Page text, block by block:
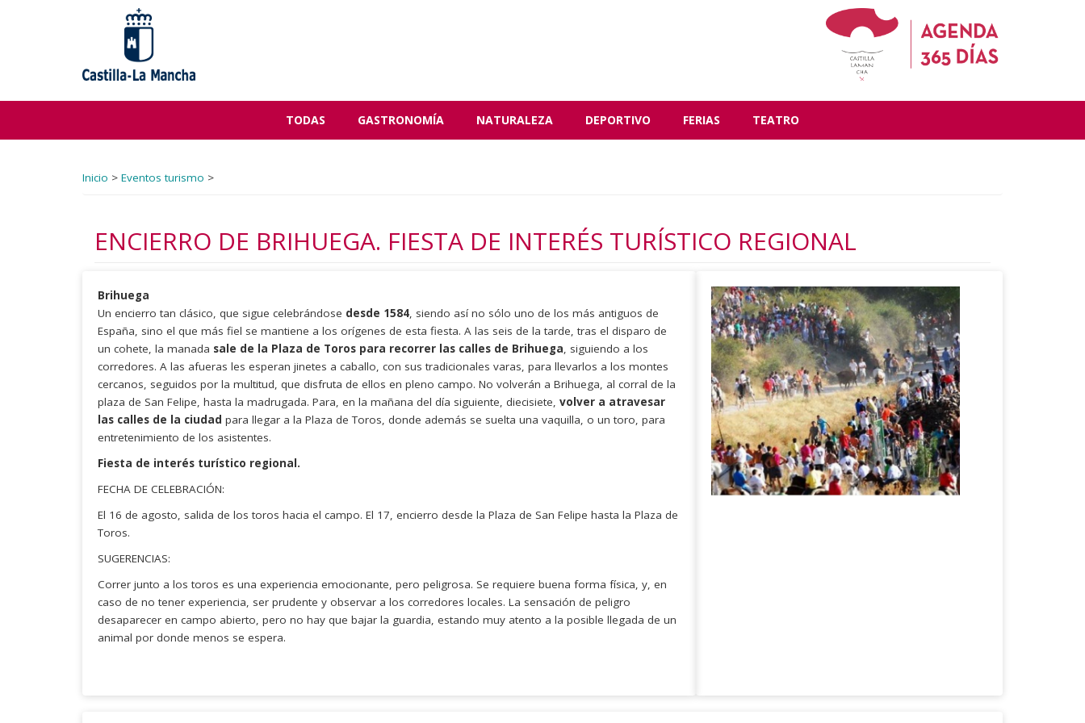
TODAS GASTRONOMÍA NATURALEZA DEPORTIVO FERIAS TEATRO
Inicio > Eventos turismo >
ENCIERRO DE BRIHUEGA. FIESTA DE INTERÉS TURÍSTICO REGIONAL
Brihuega
Un encierro tan clásico, que sigue celebrándose desde 1584, siendo así no sólo uno de los más antiguos de
España, sino el que más fiel se mantiene a los orígenes de esta fiesta. A las seis de la tarde, tras el disparo de
un cohete, la manada sale de la Plaza de Toros para recorrer las calles de Brihuega, siguiendo a los
corredores. A las afueras les esperan jinetes a caballo, con sus tradicionales varas, para llevarlos a los montes
cercanos, seguidos por la multitud, que disfruta de ellos en pleno campo. No volverán a Brihuega, al corral de la
plaza de San Felipe, hasta la madrugada. Para, en la mañana del día siguiente, diecisiete, volver a atravesar
las calles de la ciudad para llegar a la Plaza de Toros, donde además se suelta una vaquilla, o un toro, para
entretenimiento de los asistentes.
Fiesta de interés turístico regional.
FECHA DE CELEBRACIÓN:
El 16 de agosto, salida de los toros hacia el campo. El 17, encierro desde la Plaza de San Felipe hasta la Plaza de
Toros.
SUGERENCIAS:
Correr junto a los toros es una experiencia emocionante, pero peligrosa. Se requiere buena forma física, y, en
caso de no tener experiencia, ser prudente y observar a los corredores locales. La sensación de peligro
desaparecer en campo abierto, pero no hay que bajar la guardia, estando muy atento a la posible llegada de un
animal por donde menos se espera.